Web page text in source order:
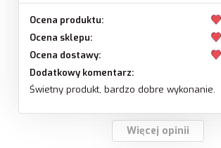
Ocena produktu:
Ocena sklepu:
Ocena dostawy:
Dodatkowy komentarz:
Świetny produkt, bardzo dobre wykonanie.
Więcej opinii